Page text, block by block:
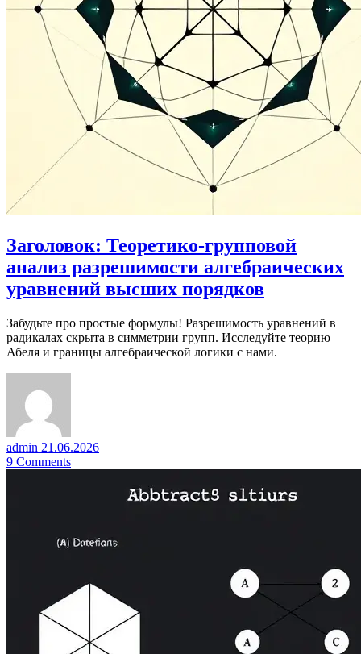
Заголовок: Теоретико-групповой
анализ разрешимости алгебраических
уравнений высших порядков
Забудьте про простые формулы! Разрешимость уравнений в
радикалах скрыта в симметрии групп. Исследуйте теорию
Абеля и границы алгебраической логики с нами.
admin 21.06.2026
9 Comments